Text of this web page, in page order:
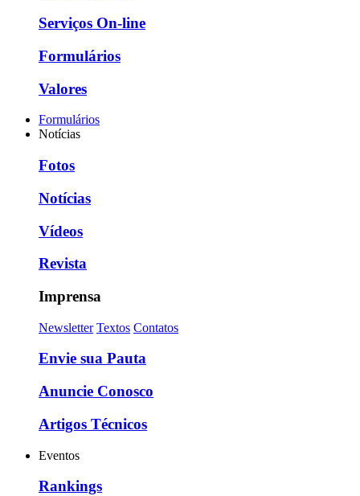
Serviços On-line
Formulários
Valores
Formulários
Notícias
Fotos
Notícias
Vídeos
Revista
Imprensa
Newsletter Textos Contatos
Envie sua Pauta
Anuncie Conosco
Artigos Técnicos
Eventos
Rankings